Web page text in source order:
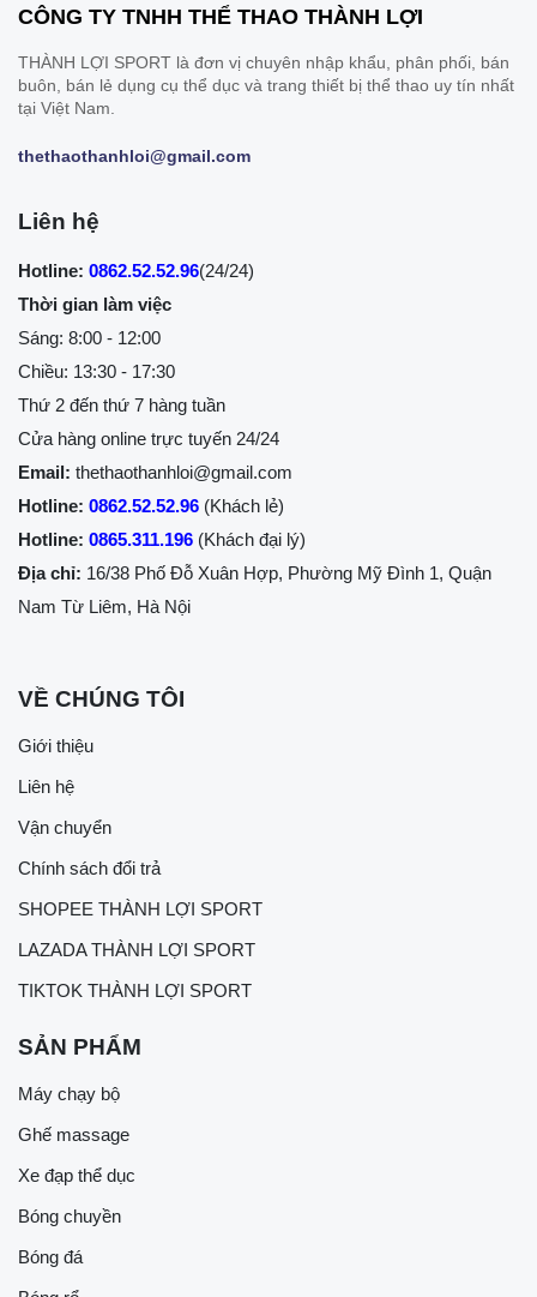
CÔNG TY TNHH THỂ THAO THÀNH LỢI
THÀNH LỢI SPORT là đơn vị chuyên nhập khẩu, phân phối, bán
buôn, bán lẻ dụng cụ thể dục và trang thiết bị thể thao uy tín nhất
tại Việt Nam.
thethaothanhloi@gmail.com
Liên hệ
Hotline: 0862.52.52.96(24/24)
Thời gian làm việc
Sáng: 8:00 - 12:00
Chiều: 13:30 - 17:30
Thứ 2 đến thứ 7 hàng tuần
Cửa hàng online trực tuyến 24/24
Email: thethaothanhloi@gmail.com
Hotline: 0862.52.52.96 (Khách lẻ)
Hotline: 0865.311.196 (Khách đại lý)
Địa chỉ: 16/38 Phố Đỗ Xuân Hợp, Phường Mỹ Đình 1, Quận
Nam Từ Liêm, Hà Nội
VỀ CHÚNG TÔI
Giới thiệu
Liên hệ
Vận chuyển
Chính sách đổi trả
SHOPEE THÀNH LỢI SPORT
LAZADA THÀNH LỢI SPORT
TIKTOK THÀNH LỢI SPORT
SẢN PHẨM
Máy chạy bộ
Ghế massage
Xe đạp thể dục
Bóng chuyền
Bóng đá